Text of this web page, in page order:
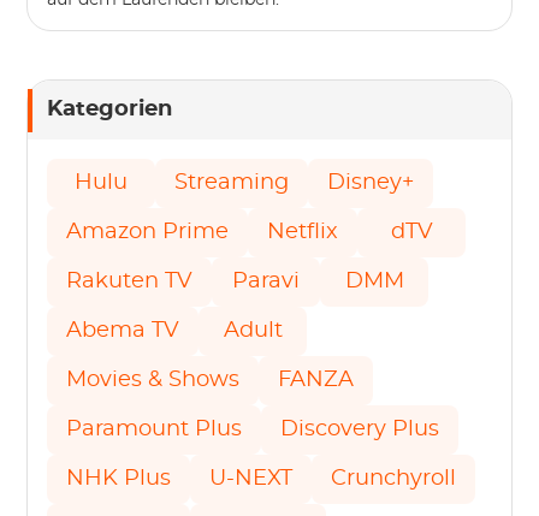
Kategorien
Hulu Streaming Disney+
Amazon Prime Netflix dTV
Rakuten TV Paravi DMM
Abema TV Adult
Movies & Shows FANZA
Paramount Plus Discovery Plus
NHK Plus U-NEXT Crunchyroll